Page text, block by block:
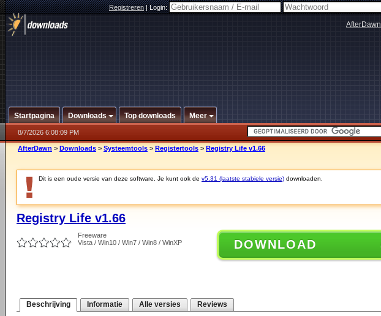
Registreren|Login:
AfterDawn
Startpagina Downloads Top downloads Meer
8/7/2026 6:08:09 PM
AfterDawn > Downloads > Systeemtools > Registertools > Registry Life v1.66
Dit is een oude versie van deze software. Je kunt ook de v5.31 (laatste stabiele versie) downloaden.
Registry Life v1.66
Freeware
Vista / Win10 / Win7 / Win8 / WinXP
DOWNLOAD
Beschrijving Informatie Alle versies Reviews